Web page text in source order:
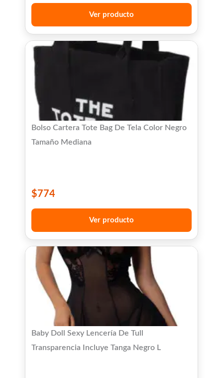
Ver producto
Bolso Cartera Tote Bag De Tela Color Negro
Tamaño Mediana
$774
Ver producto
Baby Doll Sexy Lencería De Tull
Transparencia Incluye Tanga Negro L